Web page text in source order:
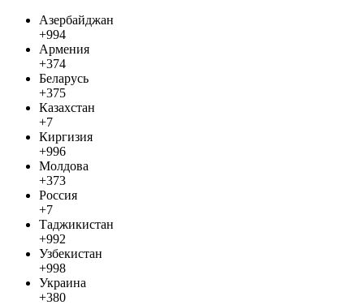
Азербайджан
+994
Армения
+374
Беларусь
+375
Казахстан
+7
Киргизия
+996
Молдова
+373
Россия
+7
Таджикистан
+992
Узбекистан
+998
Украина
+380